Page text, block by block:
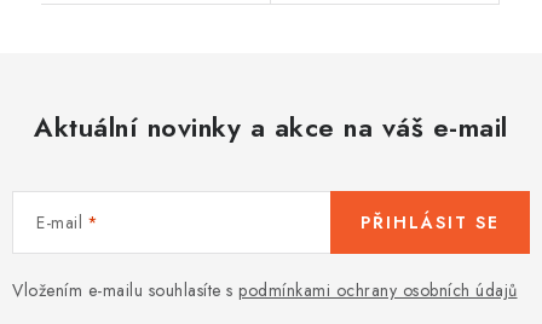
Aktuální novinky a akce na váš e-mail
E-mail
Vložením e-mailu souhlasíte s podmínkami ochrany osobních údajů
PŘIHLÁSIT SE